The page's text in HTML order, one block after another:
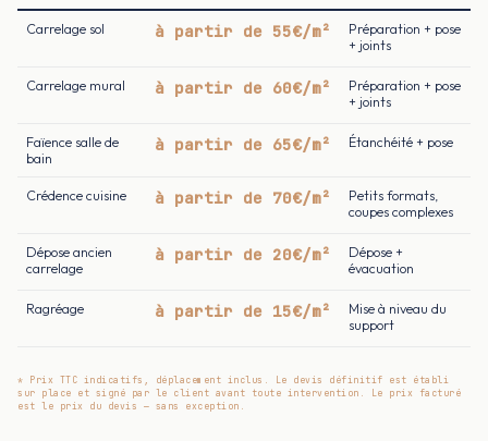
Carrelage sol à partir de 55€/m²
Préparation + pose
+ joints
Carrelage mural à partir de 60€/m²
Préparation + pose
+ joints
Faïence salle de
bain
à partir de 65€/m² Étanchéité + pose
Crédence cuisine à partir de 70€/m²
Petits formats,
coupes complexes
Dépose ancien
carrelage
à partir de 20€/m²
Dépose +
évacuation
Ragréage à partir de 15€/m²
Mise à niveau du
support
* Prix TTC indicatifs, déplacement inclus. Le devis définitif est établi
sur place et signé par le client avant toute intervention. Le prix facturé
est le prix du devis — sans exception.